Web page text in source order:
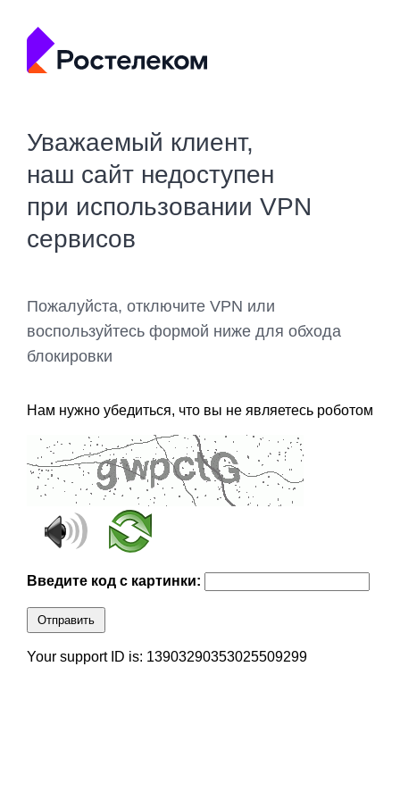
Уважаемый клиент,
наш сайт недоступен
при использовании VPN
сервисов
Пожалуйста, отключите VPN или
воспользуйтесь формой ниже для обхода
блокировки
Нам нужно убедиться, что вы не являетесь роботом
Введите код с картинки:
Отправить
Your support ID is: 13903290353025509299